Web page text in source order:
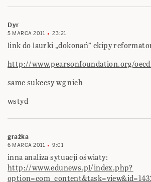
Dyr
5 MARCA 2011 23:21
link do laurki „dokonań” ekipy
http://www.pearsonfoundation.org/
same sukcesy wg nich
wstyd
grażka
6 MARCA 2011 9:01
inna analiza sytuacji oświaty:
http://www.edunews.pl/index.php?